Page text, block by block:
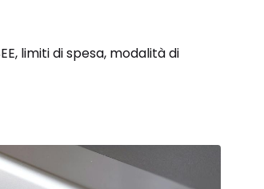
limiti di spesa, modalità di